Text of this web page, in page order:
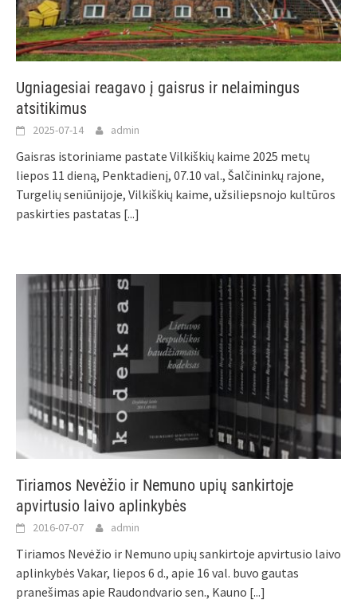
Ugniagesiai reagavo į gaisrus ir nelaimingus
atsitikimus
2025-07-14 admin
Gaisras istoriniame pastate Vilkiškių kaime 2025 metų
liepos 11 dieną, Penktadienį, 07.10 val., Šalčininkų rajone,
Turgelių seniūnijoje, Vilkiškių kaime, užsiliepsnojo kultūros
paskirties pastatas [...]
Tiriamos Nevėžio ir Nemuno upių sankirtoje
apvirtusio laivo aplinkybės
2016-07-07 admin
Tiriamos Nevėžio ir Nemuno upių sankirtoje apvirtusio laivo
aplinkybės Vakar, liepos 6 d., apie 16 val. buvo gautas
pranešimas apie Raudondvario sen., Kauno [...]